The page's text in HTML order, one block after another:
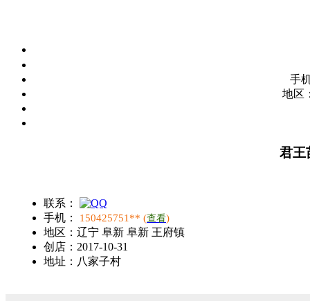
手
地区
君王
联系：
手机：
150425751** (查看)
地区： 辽宁 阜新 阜新 王府镇
创店： 2017-10-31
地址： 八家子村